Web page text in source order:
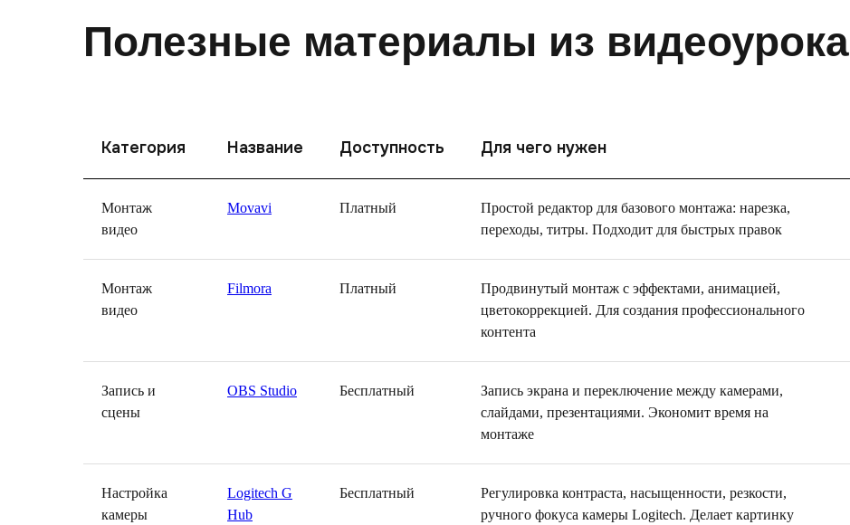
Полезные материалы из видеоурока
Категория Название Доступность Для чего нужен
Монтаж
видео
Movavi Платный
Простой редактор для базового монтажа: нарезка,
переходы, титры. Подходит для быстрых правок
Монтаж
видео
Filmora Платный
Продвинутый монтаж с эффектами, анимацией,
цветокоррекцией. Для создания профессионального
контента
Запись и
сцены
OBS Studio Бесплатный
Запись экрана и переключение между камерами,
слайдами, презентациями. Экономит время на
монтаже
Настройка
камеры
Logitech G
Hub
Бесплатный
Регулировка контраста, насыщенности, резкости,
ручного фокуса камеры Logitech. Делает картинку